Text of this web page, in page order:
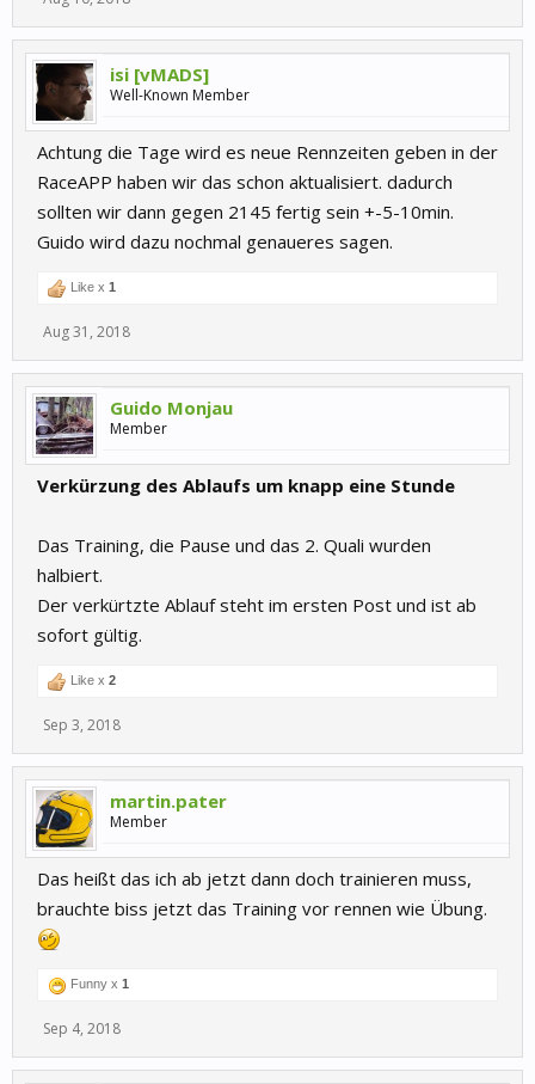
isi [vMADS]
Well-Known Member
Achtung die Tage wird es neue Rennzeiten geben in der
RaceAPP haben wir das schon aktualisiert. dadurch
sollten wir dann gegen 2145 fertig sein +-5-10min.
Guido wird dazu nochmal genaueres sagen.
Like x 1
Aug 31, 2018
Guido Monjau
Member
Verkürzung des Ablaufs um knapp eine Stunde
Das Training, die Pause und das 2. Quali wurden
halbiert.
Der verkürtzte Ablauf steht im ersten Post und ist ab
sofort gültig.
Like x 2
Sep 3, 2018
martin.pater
Member
Das heißt das ich ab jetzt dann doch trainieren muss,
brauchte biss jetzt das Training vor rennen wie Übung.
Funny x 1
Sep 4, 2018